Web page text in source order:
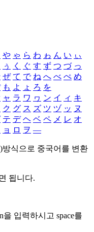
や ゃ ら わ ゎ ん い ぃ
ぅ く ぐ す ず つ づ っ
ぜ て で ね へ べ ぺ め
も よ ょ ろ を
ャ ラ ワ ヮ ン イ ィ キ
ク グ ス ズ ツ ヅ ッ ヌ
テ デ ヘ ベ ペ メ レ オ
ョ ロ ヲ ―
방식으로 중국어를 변환
됩니다.
을 입력하시고 space를